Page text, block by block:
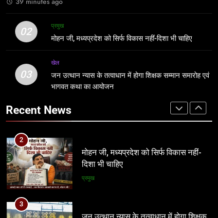
2
दिशा भी चाहिए
प्रमुख
3
जन उत्थान न्यास के तत्वाधान में होगा शिक्षक
सम्मान समारोह एवं भागवत कथा का आयोजन
4
आदिवासी भीख नहीं, अपना अधिकार मांगता है,
आदिवासी कोड की लड़ाई एक बार नहीं 100
बार लड़ेंगे: उमंग सिंघार
मध्य प्रदेश
5
02
प्रमुख
मोहन जी, मध्यप्रदेश को सिर्फ विकास नहीं-दिशा भी चाहिए
03
खेल
जन उत्थान न्यास के तत्वाधान में होगा शिक्षक सम्मान समारोह एवं
भागवत कथा का आयोजन
Recent News
1
का ‘अवैध’ चेक पोस्ट हटा
2
प्रमुख
3
जन उत्थान न्यास के तत्वाधान में होगा शिक्षक
सम्मान समारोह एवं भागवत कथा का आयोजन
खेल
4